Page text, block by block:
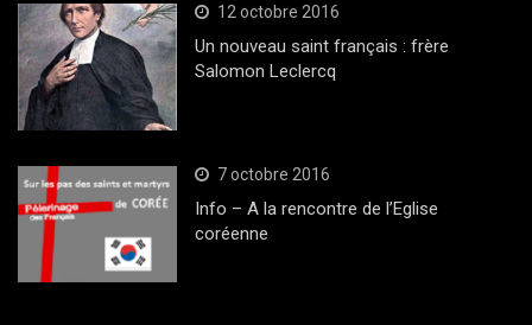
12 octobre 2016
Un nouveau saint français : frère
Salomon Leclercq
7 octobre 2016
Info – A la rencontre de l’Eglise
coréenne